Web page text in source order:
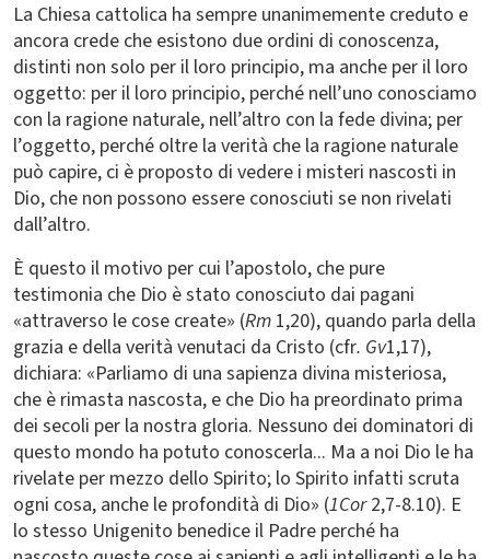
La Chiesa cattolica ha sempre unanimemente creduto e
ancora crede che esistono due ordini di conoscenza,
distinti non solo per il loro principio, ma anche per il loro
oggetto: per il loro principio, perché nell’uno conosciamo
con la ragione naturale, nell’altro con la fede divina; per
l’oggetto, perché oltre la verità che la ragione naturale
può capire, ci è proposto di vedere i misteri nascosti in
Dio, che non possono essere conosciuti se non rivelati
dall’altro.
È questo il motivo per cui l’apostolo, che pure
testimonia che Dio è stato conosciuto dai pagani
«attraverso le cose create» (Rm 1,20), quando parla della
grazia e della verità venutaci da Cristo (cfr. Gv1,17),
dichiara: «Parliamo di una sapienza divina misteriosa,
che è rimasta nascosta, e che Dio ha preordinato prima
dei secoli per la nostra gloria. Nessuno dei dominatori di
questo mondo ha potuto conoscerla... Ma a noi Dio le ha
rivelate per mezzo dello Spirito; lo Spirito infatti scruta
ogni cosa, anche le profondità di Dio» (1Cor2,7-8.10). E
lo stesso Unigenito benedice il Padre perché ha